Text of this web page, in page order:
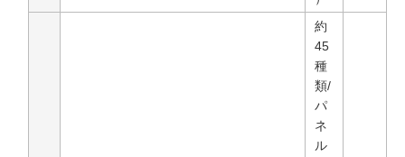
約
45
種
類/
パ
ネ
ル